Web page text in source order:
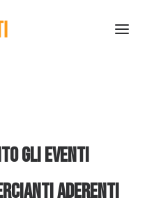
gli eventi
aderenti